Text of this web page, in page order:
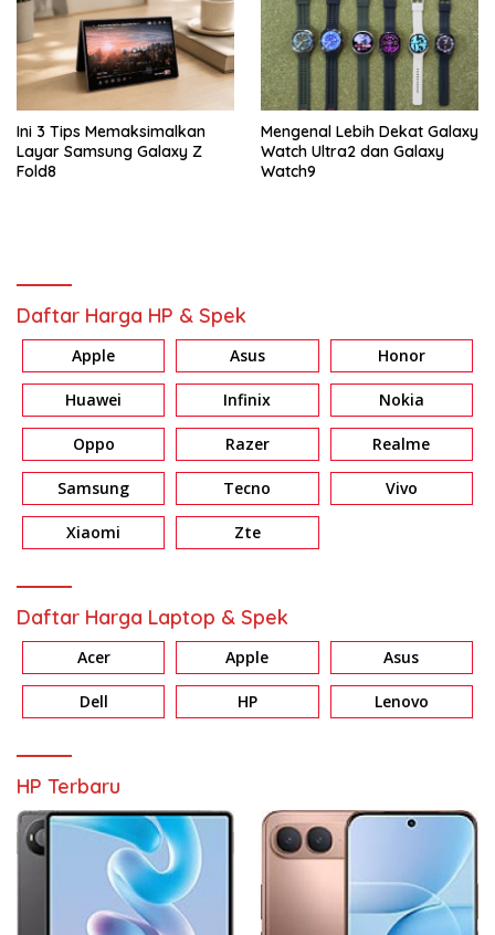
Ini 3 Tips Memaksimalkan
Layar Samsung Galaxy Z
Fold8
Mengenal Lebih Dekat Galaxy
Watch Ultra2 dan Galaxy
Watch9
Daftar Harga HP & Spek
Apple Asus Honor
Huawei Infinix Nokia
Oppo Razer Realme
Samsung Tecno Vivo
Xiaomi Zte
Daftar Harga Laptop & Spek
Acer Apple Asus
Dell HP Lenovo
HP Terbaru